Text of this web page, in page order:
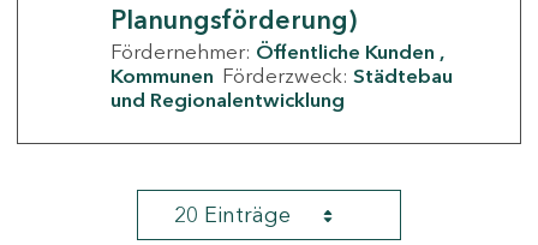
Planungsförderung)
Fördernehmer: Öffentliche Kunden
Kommunen Förderzweck: Städtebau
und Regionalentwicklung
20 Einträge